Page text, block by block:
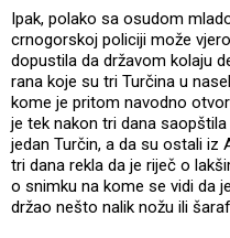
Ipak, polako sa osudom
crnogorskoj policiji može
dopustila da državom kolaju
rana koje su tri Turčina u
kome je pritom navodno
je tek nakon tri dana
jedan Turčin, a da su ostali iz
tri dana rekla da je riječ o
o snimku na kome se vidi da
držao nešto nalik nožu ili